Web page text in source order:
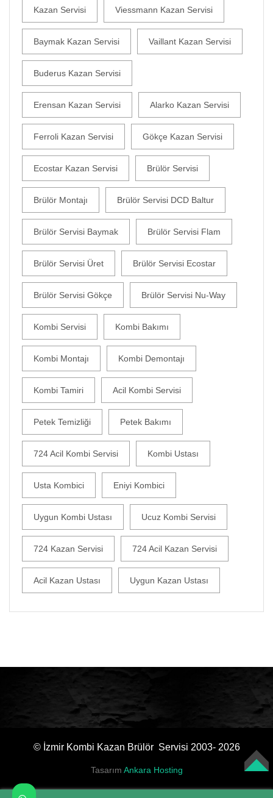
Kazan Servisi Viessmann Kazan Servisi
Baymak Kazan Servisi Vaillant Kazan Servisi
Buderus Kazan Servisi
Erensan Kazan Servisi Alarko Kazan Servisi
Ferroli Kazan Servisi Gökçe Kazan Servisi
Ecostar Kazan Servisi Brülör Servisi
Brülör Montajı Brülör Servisi DCD Baltur
Brülör Servisi Baymak Brülör Servisi Flam
Brülör Servisi Üret Brülör Servisi Ecostar
Brülör Servisi Gökçe Brülör Servisi Nu-Way
Kombi Servisi Kombi Bakımı
Kombi Montajı Kombi Demontajı
Kombi Tamiri Acil Kombi Servisi
Petek Temizliği Petek Bakımı
724 Acil Kombi Servisi Kombi Ustası
Usta Kombici Eniyi Kombici
Uygun Kombi Ustası Ucuz Kombi Servisi
724 Kazan Servisi 724 Acil Kazan Servisi
Acil Kazan Ustası Uygun Kazan Ustası
© İzmir Kombi Kazan Brülör Servisi 2003- 2026
Tasarım Ankara Hosting TOP